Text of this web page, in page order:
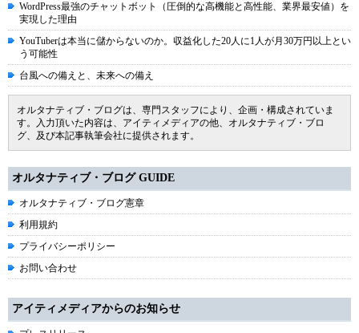
WordPress最強のチャットボット（圧倒的な高機能と高性能、業界最安値）を
実現した理由
YouTuberは本当に儲からないのか。収益化した20人に1人が月30万円以上とい
う可能性
台風への備えと、未来への備え
オルタナティブ・ブログは、専門スタッフにより、企画・構成されていま
す。入力頂いた内容は、アイティメディアの他、オルタナティブ・ブロ
グ、及び本記事執筆会社に提供されます。
オルタナティブ・ブログ GUIDE
オルタナティブ・ブログ憲章
利用規約
プライバシーポリシー
お問い合わせ
アイティメディアからのお知らせ